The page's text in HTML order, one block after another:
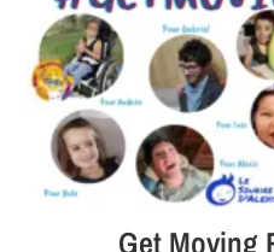
Get Moving